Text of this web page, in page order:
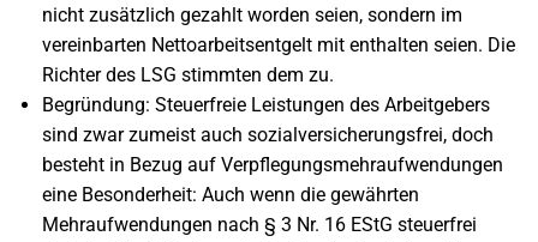
nicht zusätzlich gezahlt worden seien, sondern im
vereinbarten Nettoarbeitsentgelt mit enthalten seien. Die
Richter des LSG stimmten dem zu.
Begründung: Steuerfreie Leistungen des Arbeitgebers
sind zwar zumeist auch sozialversicherungsfrei, doch
besteht in Bezug auf Verpflegungsmehraufwendungen
eine Besonderheit: Auch wenn die gewährten
Mehraufwendungen nach § 3 Nr. 16 EStG steuerfrei